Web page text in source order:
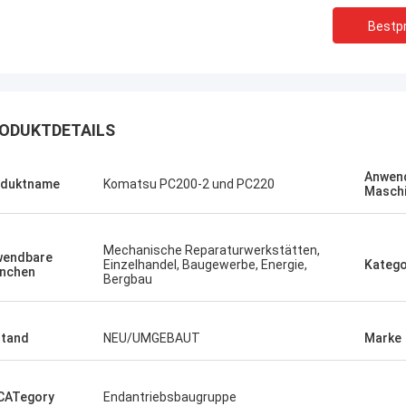
Erdenetumur Kampana
Ich mag
und
und
wieder
Komatsu PC200-2 und PC220
Mechanische Reparaturwerkstätten,
Einzelhandel, Baugewerbe, Energie,
Bergbau
NEU/UMGEBAUT Marke
Endantriebsbaugruppe